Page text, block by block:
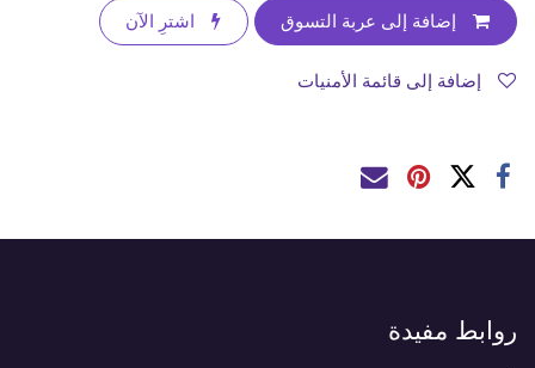
إضافة إلى عربة التسوق اشترِ الآن
روابط مفيدة